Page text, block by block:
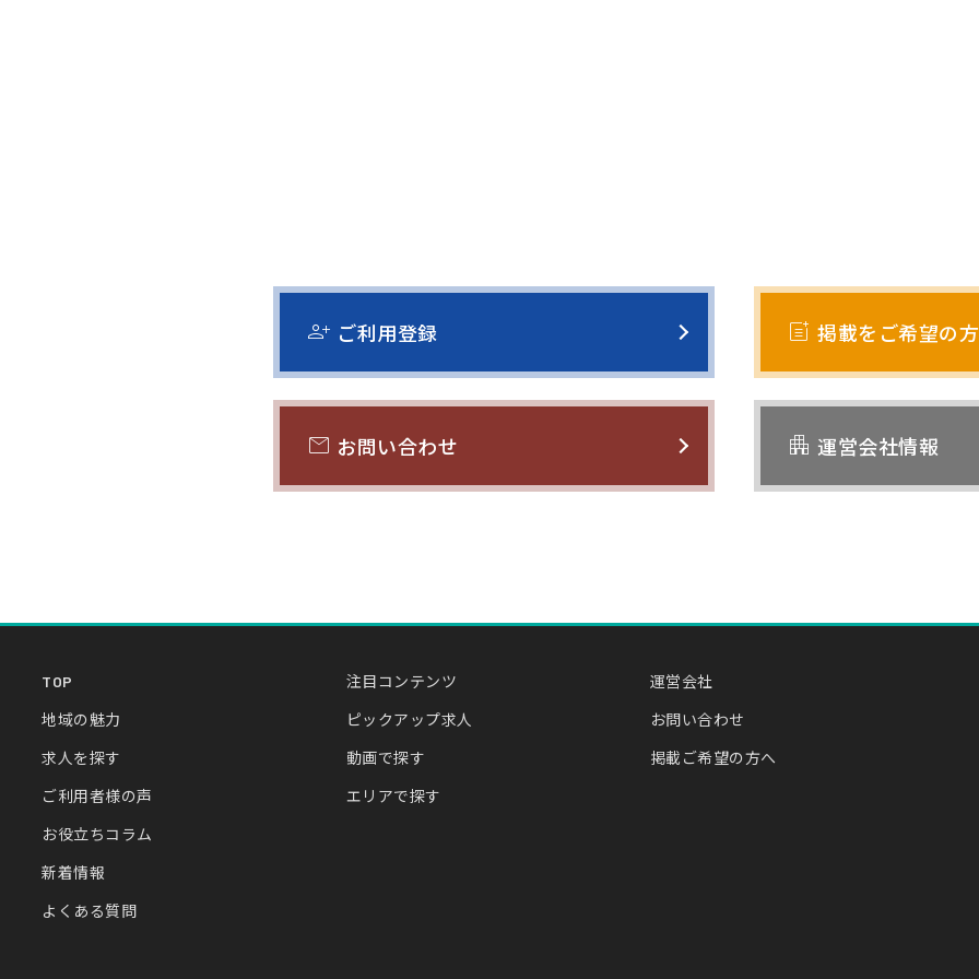
person_add ご利用登録 post_add 掲載をご希望の
mail お問い合わせ apartment 運営会社情報
TOP
地域の魅力
求人を探す
ご利用者様の声
お役立ちコラム
新着情報
よくある質問
注目コンテンツ
ピックアップ求人
動画で探す
エリアで探す
運営会社
お問い合わせ
掲載ご希望の方へ